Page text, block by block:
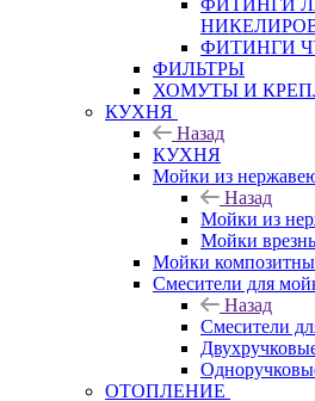
ФИТИНГИ
ФИТИНГИ
ФИЛЬТРЫ
ХОМУТЫ И
КУХНЯ
Назад
КУХНЯ
Мойки из
Назад
Мойки из
Мойки
Мойки
Смесители для
Назад
Смесители
ОТОПЛЕНИЕ